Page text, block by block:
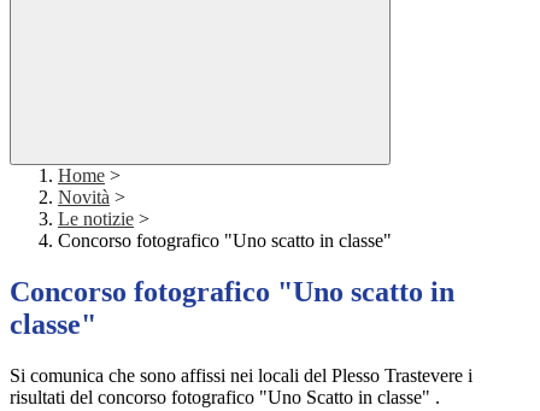
Home >
Novità >
Le notizie >
Concorso fotografico "Uno scatto in classe"
Concorso fotografico "Uno scatto in
classe"
Si comunica che sono affissi nei locali del Plesso Trastevere i
risultati del concorso fotografico "Uno Scatto in classe" .